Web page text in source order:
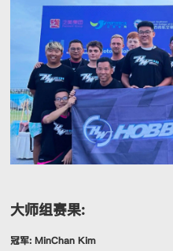
大师组赛果:
冠军: MinChan Kim